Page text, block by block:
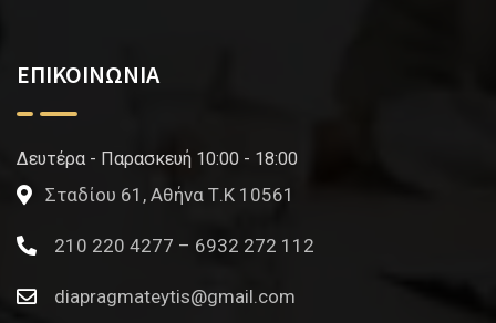
ΕΠΙΚΟΙΝΩΝΙΑ
Δευτέρα - Παρασκευή 10:00 - 18:00
Σταδίου 61, Αθήνα Τ.Κ 10561
210 220 4277 – 6932 272 112
diapragmateytis@gmail.com